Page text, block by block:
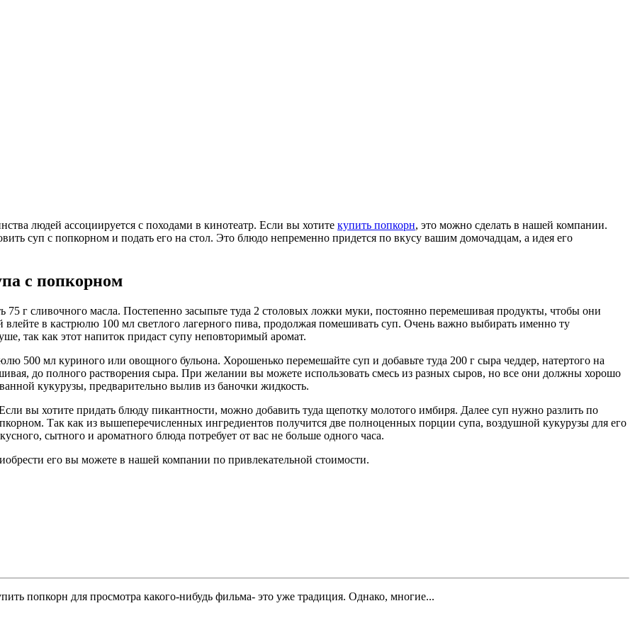
людей ассоциируется с походами в кинотеатр. Если вы хотите купить попкорн, это можно сделать в нашей компании.
суп с попкорном и подать его на стол. Это блюдо непременно придется по вкусу вашим домочадцам, а идея его
с попкорном
75 г сливочного масла. Постепенно засыпьте туда 2 столовых ложки муки, постоянно перемешивая продукты, чтобы они
влейте в кастрюлю 100 мл светлого лагерного пива, продолжая помешивать суп. Очень важно выбирать именно ту
так как этот напиток придаст супу неповторимый аромат.
500 мл куриного или овощного бульона. Хорошенько перемешайте суп и добавьте туда 200 г сыра чеддер, натертого на
до полного растворения сыра. При желании вы можете использовать смесь из разных сыров, но все они должны хорошо
кукурузы, предварительно вылив из баночки жидкость.
вы хотите придать блюду пикантности, можно добавить туда щепотку молотого имбиря. Далее суп нужно разлить по
Так как из вышеперечисленных ингредиентов получится две полноценных порции супа, воздушной кукурузы для его
сытного и ароматного блюда потребует от вас не больше одного часа.
его вы можете в нашей компании по привлекательной стоимости.
попкорн для просмотра какого-нибудь фильма- это уже традиция. Однако, многие...